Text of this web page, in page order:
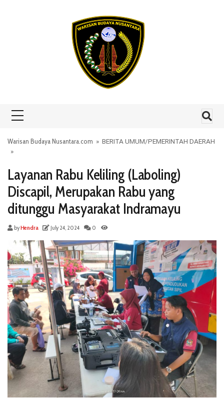
Warisan Budaya Nusantara.com » BERITA UMUM/PEMERINTAH DAERAH
»
Layanan Rabu Keliling (Laboling)
Discapil, Merupakan Rabu yang
ditunggu Masyarakat Indramayu
byHendra July 24, 2024 0